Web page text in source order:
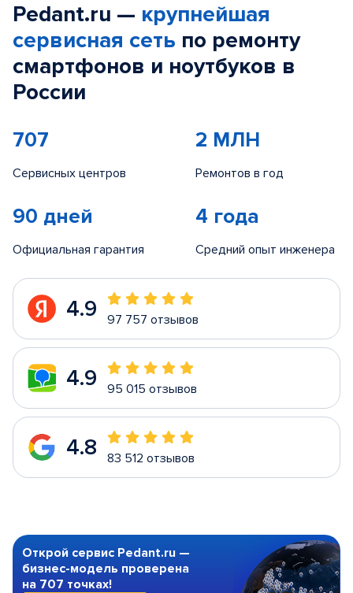
Pedant.ru — крупнейшая
сервисная сеть по ремонту
смартфонов и ноутбуков в
России
707
Сервисных центров
2 МЛН
Ремонтов в год
90 дней
Официальная гарантия
4 года
Средний опыт инженера
4.9 97 757 отзывов
4.9 95 015 отзывов
4.8 83 512 отзывов
Открой сервис Pedant.ru —
бизнес-модель проверена
на 707 точках!